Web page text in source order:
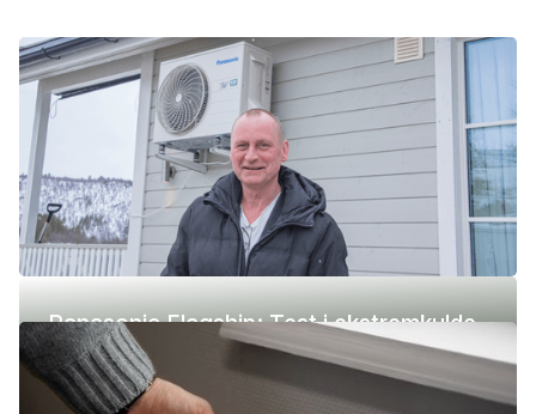
Panasonic Flagship: Test i ekstremkulde
(-42 °C)